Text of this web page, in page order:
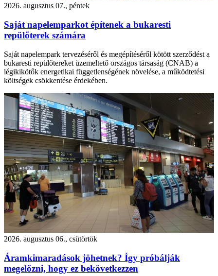
2026. augusztus 07., péntek
Saját napelemparkot építenek a bukaresti
repülőterek számára
Saját napelempark tervezéséről és megépítéséről kötött szerződést a
bukaresti repülőtereket üzemeltető országos társaság (CNAB) a
légikikötők energetikai függetlenségének növelése, a működtetési
költségek csökkentése érdekében.
2026. augusztus 06., csütörtök
Áramkimaradások jöhetnek? Így próbálják
megelőzni, hogy ez bekövetkezzen